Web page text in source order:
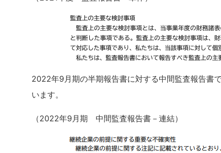
2022年9月期の半期報告書に対する中間監査報告書
います。
（2022年9月期 中間監査報告書－連結）